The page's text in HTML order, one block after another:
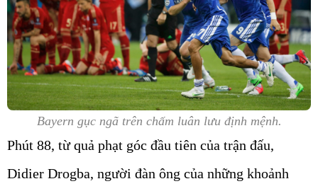
Bayern gục ngã trên chấm luân lưu định mệnh.
Phút 88, từ quả phạt góc đầu tiên của trận đấu,
Didier Drogba, người đàn ông của những khoảnh